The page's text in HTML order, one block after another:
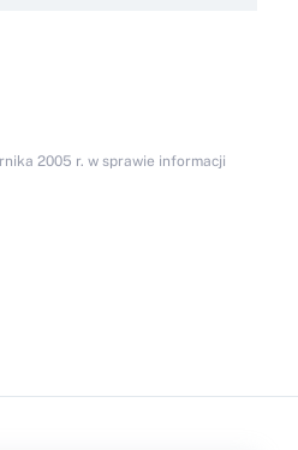
2005 r. w sprawie informacji